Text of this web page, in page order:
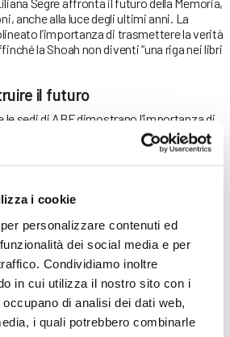
i cookie
personalizzare contenuti ed
dei social media e per
Condividiamo inoltre
in cui utilizza il nostro sito con i
di analisi dei dati web,
i quali potrebbero combinarle
anche alla luce degli ultimi anni. La
l’importanza di trasmettere la verità
la Shoah non diventi “una riga nei libri
il futuro
sedi di ABF dimostrano l’importanza di
mantenere viva la memoria, fare propria
costruire una società capace di
ogni forma di odio e indifferenza.
ABFNEWS
di genere in ABF: un impegno